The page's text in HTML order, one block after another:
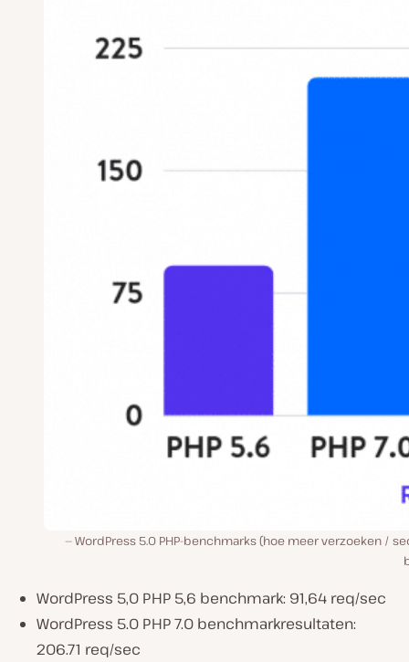
WordPress 5.0 PHP-benchmarks (hoe meer verzoeken /
WordPress 5,0 PHP 5,6 benchmark: 91,64 req/sec
WordPress 5.0 PHP 7.0 benchmarkresultaten:
206.71 req/sec